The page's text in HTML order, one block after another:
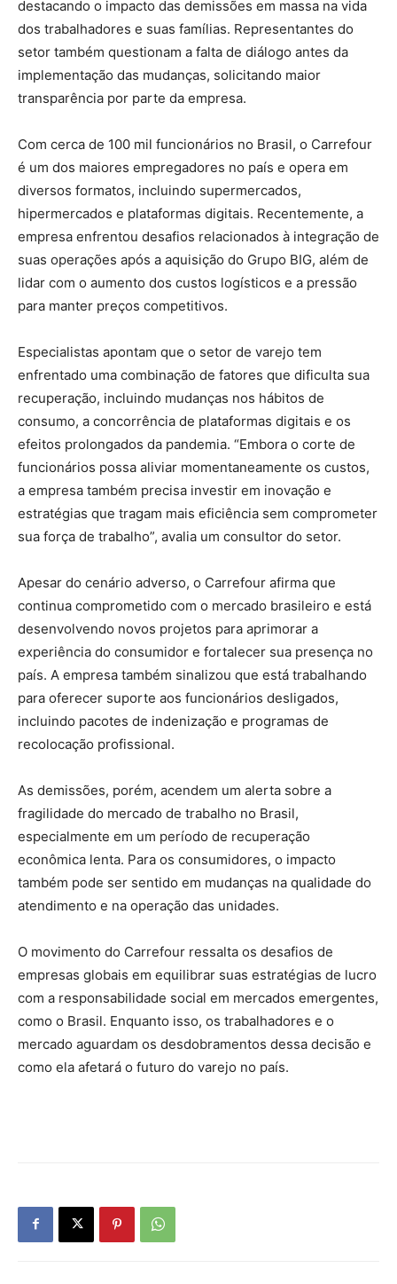
destacando o impacto das demissões em massa na vida
dos trabalhadores e suas famílias. Representantes do
setor também questionam a falta de diálogo antes da
implementação das mudanças, solicitando maior
transparência por parte da empresa.
Com cerca de 100 mil funcionários no Brasil, o Carrefour
é um dos maiores empregadores no país e opera em
diversos formatos, incluindo supermercados,
hipermercados e plataformas digitais. Recentemente, a
empresa enfrentou desafios relacionados à integração de
suas operações após a aquisição do Grupo BIG, além de
lidar com o aumento dos custos logísticos e a pressão
para manter preços competitivos.
Especialistas apontam que o setor de varejo tem
enfrentado uma combinação de fatores que dificulta sua
recuperação, incluindo mudanças nos hábitos de
consumo, a concorrência de plataformas digitais e os
efeitos prolongados da pandemia. “Embora o corte de
funcionários possa aliviar momentaneamente os custos,
a empresa também precisa investir em inovação e
estratégias que tragam mais eficiência sem comprometer
sua força de trabalho”, avalia um consultor do setor.
Apesar do cenário adverso, o Carrefour afirma que
continua comprometido com o mercado brasileiro e está
desenvolvendo novos projetos para aprimorar a
experiência do consumidor e fortalecer sua presença no
país. A empresa também sinalizou que está trabalhando
para oferecer suporte aos funcionários desligados,
incluindo pacotes de indenização e programas de
recolocação profissional.
As demissões, porém, acendem um alerta sobre a
fragilidade do mercado de trabalho no Brasil,
especialmente em um período de recuperação
econômica lenta. Para os consumidores, o impacto
também pode ser sentido em mudanças na qualidade do
atendimento e na operação das unidades.
O movimento do Carrefour ressalta os desafios de
empresas globais em equilibrar suas estratégias de lucro
com a responsabilidade social em mercados emergentes,
como o Brasil. Enquanto isso, os trabalhadores e o
mercado aguardam os desdobramentos dessa decisão e
como ela afetará o futuro do varejo no país.